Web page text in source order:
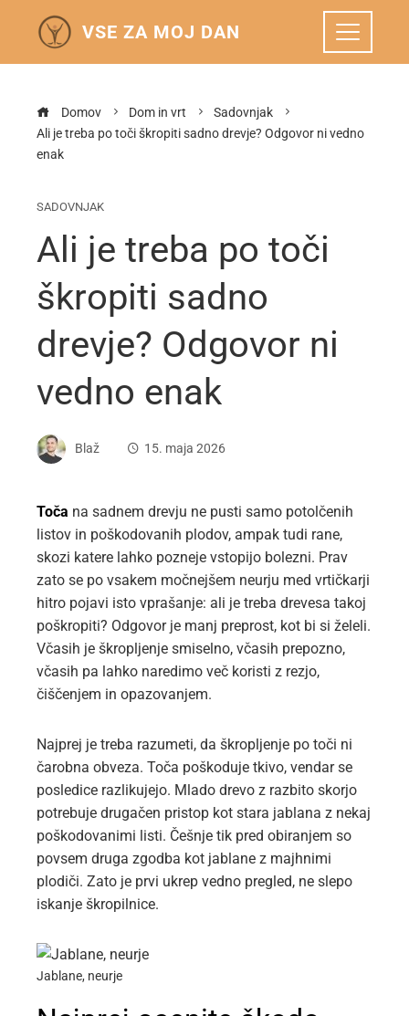
VSE ZA MOJ DAN
Domov Dom in vrt
Sadovnjak
Ali je treba po toči škropiti sadno drevje? Odgovor ni vedno
enak
SADOVNJAK
Ali je treba po toči
škropiti sadno
drevje? Odgovor ni
vedno enak
Blaž 15. maja 2026
Toča na sadnem drevju ne pusti samo potolčenih
listov in poškodovanih plodov, ampak tudi rane,
skozi katere lahko pozneje vstopijo bolezni. Prav
zato se po vsakem močnejšem neurju med vrtičkarji
hitro pojavi isto vprašanje: ali je treba drevesa takoj
poškropiti? Odgovor je manj preprost, kot bi si želeli.
Včasih je škropljenje smiselno, včasih prepozno,
včasih pa lahko naredimo več koristi z rezjo,
čiščenjem in opazovanjem.
Najprej je treba razumeti, da škropljenje po toči ni
čarobna obveza. Toča poškoduje tkivo, vendar se
posledice razlikujejo. Mlado drevo z razbito skorjo
potrebuje drugačen pristop kot stara jablana z nekaj
poškodovanimi listi. Češnje tik pred obiranjem so
povsem druga zgodba kot jablane z majhnimi
plodiči. Zato je prvi ukrep vedno pregled, ne slepo
iskanje škropilnice.
Jablane, neurje